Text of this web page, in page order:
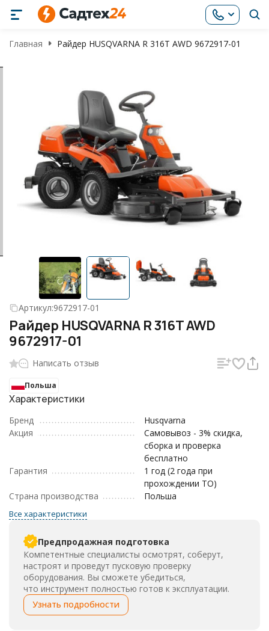
Главная Райдер HUSQVARNA R 316T AWD 9672917-01
Артикул:9672917-01
Райдер HUSQVARNA R 316T AWD
9672917-01
Написать отзыв
Польша
Характеристики
Бренд
Husqvarna
Акция
Самовывоз - 3% скидка,
сборка и проверка
бесплатно
Гарантия
1 год (2 года при
прохождении ТО)
Страна производства
Польша
Все характеристики
Предпродажная подготовка
Компетентные специалисты осмотрят, соберут,
настроят и проведут пусковую проверку
оборудования. Вы сможете убедиться,
что инструмент полностью готов к эксплуатации.
Узнать подробности